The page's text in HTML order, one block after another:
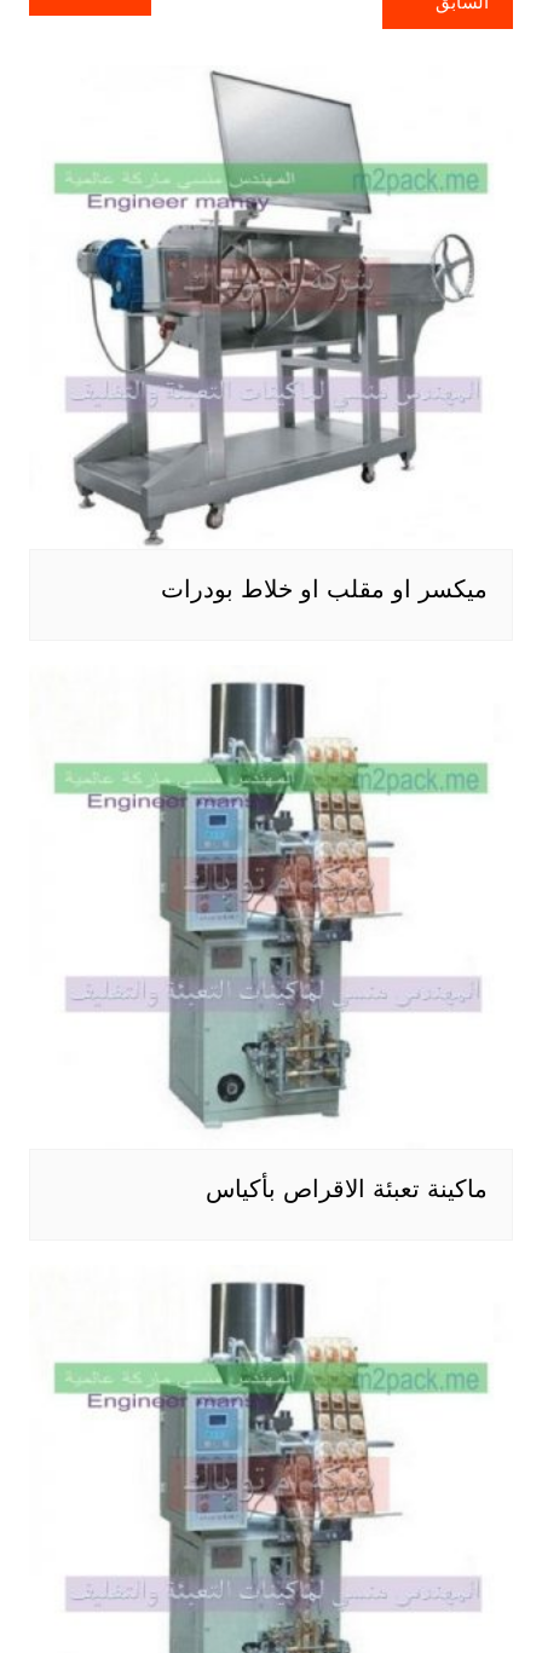
ميكسر او مقلب او خلاط بودرات
ماكينة تعبئة الاقراص بأكياس